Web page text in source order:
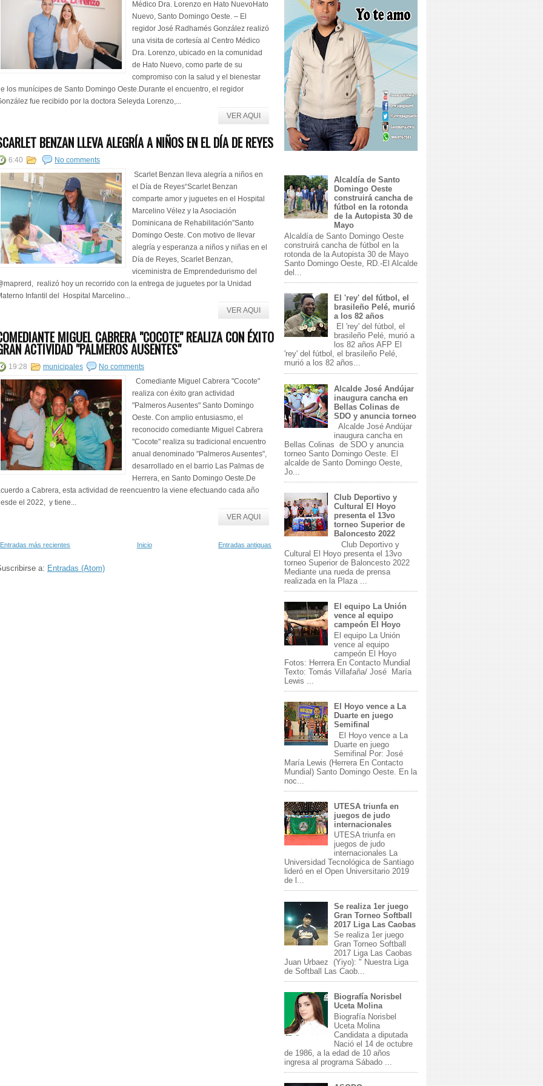
Médico Dra. Lorenzo en Hato NuevoHato
Nuevo, Santo Domingo Oeste. – El
regidor José Radhamés González realizó
una visita de cortesía al Centro Médico
Dra. Lorenzo, ubicado en la comunidad
de Hato Nuevo, como parte de su
compromiso con la salud y el bienestar
los munícipes de Santo Domingo Oeste.Durante el encuentro, el regidor
fue recibido por la doctora Seleyda Lorenzo,...
VER AQUI
BENZAN LLEVA ALEGRÍA A NIÑOS EN EL DÍA DE REYES
6:40
No comments
Scarlet Benzan lleva alegría a niños en
el Día de Reyes“Scarlet Benzan
comparte amor y juguetes en el Hospital
Marcelino Vélez y la Asociación
Dominicana de Rehabilitación”Santo
Domingo Oeste. Con motivo de llevar
alegría y esperanza a niños y niñas en el
Día de Reyes, Scarlet Benzan,
viceministra de Emprendedurismo del
realizó hoy un recorrido con la entrega de juguetes por la Unidad
Infantil del Hospital Marcelino...
VER AQUI
MIGUEL CABRERA "COCOTE" REALIZA CON ÉXITO
ACTIVIDAD "PALMEROS AUSENTES"
19:28 municipales
No comments
Comediante Miguel Cabrera "Cocote"
realiza con éxito gran actividad
"Palmeros Ausentes" Santo Domingo
Oeste. Con amplio entusiasmo, el
reconocido comediante Miguel Cabrera
"Cocote" realiza su tradicional encuentro
anual denominado "Palmeros Ausentes",
desarrollado en el barrio Las Palmas de
Herrera, en Santo Domingo Oeste.De
a Cabrera, esta actividad de reencuentro la viene efectuando cada año
el 2022, y tiene...
VER AQUI
Entradas más recientes Entradas antiguas
Inicio
a: Entradas (Atom)
Alcaldía de Santo
Domingo Oeste
construirá cancha de
fútbol en la rotonda
de la Autopista 30 de
Mayo
Alcaldía de Santo Domingo Oeste
construirá cancha de fútbol en la
rotonda de la Autopista 30 de Mayo
Santo Domingo Oeste, RD.-El Alcalde
del...
El 'rey' del fútbol, el
brasileño Pelé, murió
a los 82 años
El 'rey' del fútbol, el
brasileño Pelé, murió a
los 82 años AFP El
'rey' del fútbol, el brasileño Pelé,
murió a los 82 años...
Alcalde José Andújar
inaugura cancha en
Bellas Colinas de
SDO y anuncia torneo
Alcalde José Andújar
inaugura cancha en
Bellas Colinas de SDO y anuncia
torneo Santo Domingo Oeste. El
alcalde de Santo Domingo Oeste,
Jo...
Club Deportivo y
Cultural El Hoyo
presenta el 13vo
torneo Superior de
Baloncesto 2022
Club Deportivo y
Cultural El Hoyo presenta el 13vo
torneo Superior de Baloncesto 2022
Mediante una rueda de prensa
realizada en la Plaza ...
El equipo La Unión
vence al equipo
campeón El Hoyo
El equipo La Unión
vence al equipo
campeón El Hoyo
Fotos: Herrera En Contacto Mundial
Texto: Tomás Villafaña/ José María
Lewis ...
El Hoyo vence a La
Duarte en juego
Semifinal
El Hoyo vence a La
Duarte en juego
Semifinal Por: José
María Lewis (Herrera En Contacto
Mundial) Santo Domingo Oeste. En la
noc...
UTESA triunfa en
juegos de judo
internacionales
UTESA triunfa en
juegos de judo
internacionales La
Universidad Tecnológica de Santiago
lideró en el Open Universitario 2019
de l...
Se realiza 1er juego
Gran Torneo Softball
2017 Liga Las Caobas
Se realiza 1er juego
Gran Torneo Softball
2017 Liga Las Caobas
Juan Urbaez (Yiyo): " Nuestra Liga
de Softball Las Caob...
Biografía Norisbel
Uceta Molina
Biografía Norisbel
Uceta Molina
Candidata a diputada
Nació el 14 de octubre
de 1986, a la edad de 10 años
ingresa al programa Sábado ...